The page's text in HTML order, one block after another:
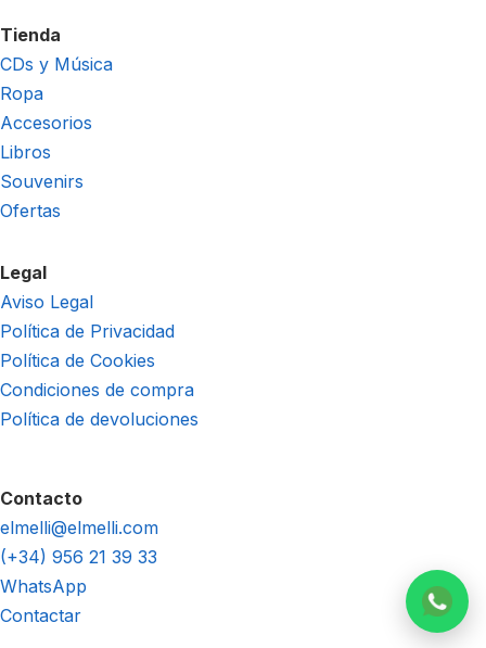
Tienda
CDs y Música
Ropa
Accesorios
Libros
Souvenirs
Ofertas
Legal
Aviso Legal
Política de Privacidad
Política de Cookies
Condiciones de compra
Política de devoluciones
Contacto
elmelli@elmelli.com
(+34) 956 21 39 33
WhatsApp
Contactar